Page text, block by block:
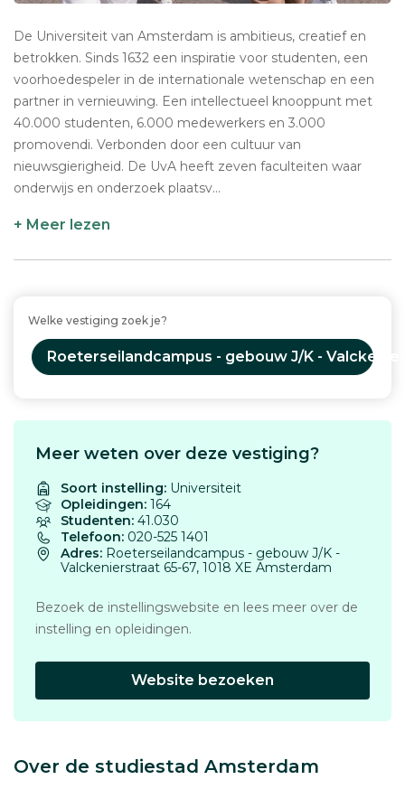
De Universiteit van Amsterdam is ambitieus, creatief en
betrokken. Sinds 1632 een inspiratie voor studenten, een
voorhoedespeler in de internationale wetenschap en een
partner in vernieuwing. Een intellectueel knooppunt met
40.000 studenten, 6.000 medewerkers en 3.000
promovendi. Verbonden door een cultuur van
nieuwsgierigheid. De UvA heeft zeven faculteiten waar
onderwijs en onderzoek plaatsv...
+ Meer lezen
Welke vestiging zoek je?
Roeterseilandcampus - gebouw J/K -
Meer weten over deze vestiging?
Soort instelling: Universiteit
Opleidingen: 164
Studenten: 41.030
Telefoon: 020-525 1401
Adres: Roeterseilandcampus - gebouw J/K -
Valckenierstraat 65-67, 1018 XE Amsterdam
Bezoek de instellingswebsite en lees meer over de
instelling en opleidingen.
Website bezoeken
Over de studiestad Amsterdam